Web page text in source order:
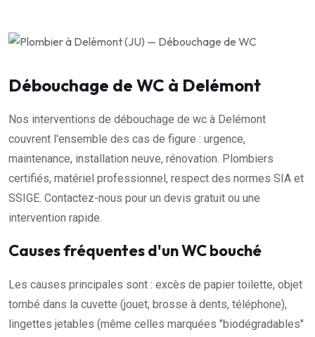
Débouchage de WC à Delémont
Nos interventions de débouchage de wc à Delémont
couvrent l'ensemble des cas de figure : urgence,
maintenance, installation neuve, rénovation. Plombiers
certifiés, matériel professionnel, respect des normes SIA et
SSIGE. Contactez-nous pour un devis gratuit ou une
intervention rapide.
Causes fréquentes d'un WC bouché
Les causes principales sont : excès de papier toilette, objet
tombé dans la cuvette (jouet, brosse à dents, téléphone),
lingettes jetables (même celles marquées "biodégradables"